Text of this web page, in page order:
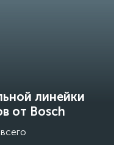
линейки
от Bosch